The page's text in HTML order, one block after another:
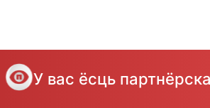
У вас ёсць